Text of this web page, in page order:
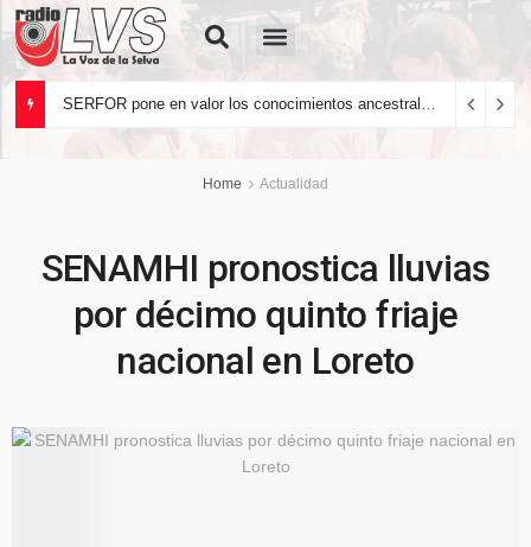
Home Actualidad
SENAMHI pronostica lluvias
por décimo quinto friaje
nacional en Loreto